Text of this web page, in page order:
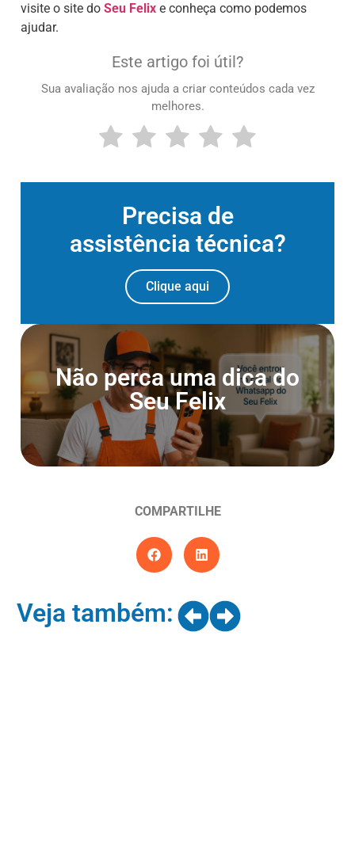
visite o site do Seu Felix e conheça como podemos
ajudar.
Este artigo foi útil?
Sua avaliação nos ajuda a criar conteúdos cada vez
melhores.
Precisa de
assistência técnica?
Clique aqui
Não perca uma dica do
Seu Felix
Entre para o Canal do
Whatsapp
Entrar agora
COMPARTILHE
Veja também: